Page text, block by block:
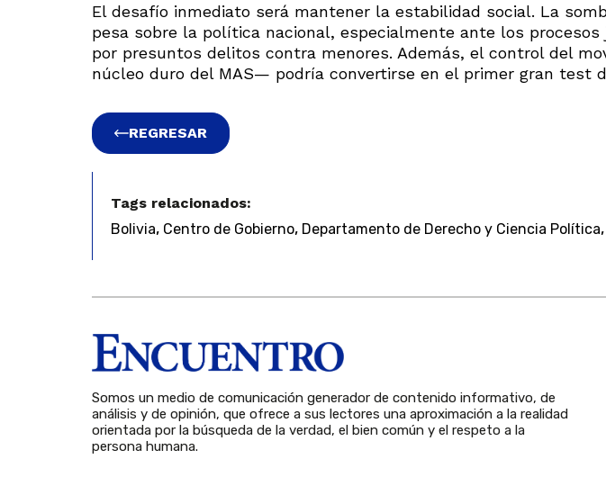
El desafío inmediato será mantener la estabilidad social. La
pesa sobre la política nacional, especialmente ante los
por presuntos delitos contra menores. Además, el control del
núcleo duro del MAS— podría convertirse en el primer gran test
REGRESAR
Tags relacionados:
Bolivia, Centro de Gobierno, Departamento de Derecho y Ciencia Política,
Somos un medio de comunicación generador de contenido informativo, de
análisis y de opinión, que ofrece a sus lectores una aproximación a la realidad
orientada por la búsqueda de la verdad, el bien común y el respeto a la
persona humana.